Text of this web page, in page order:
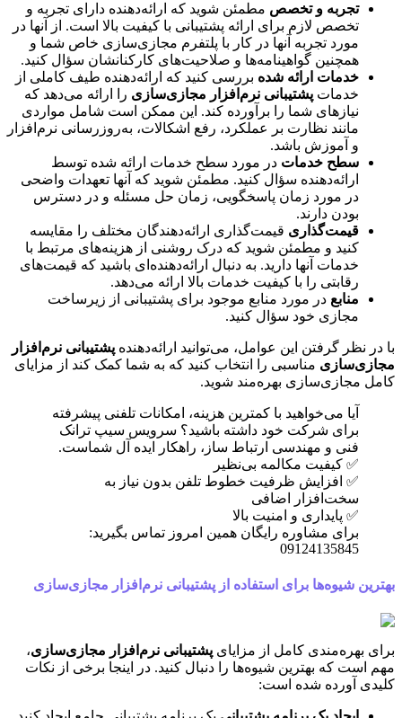
تجربه و تخصص مطمئن شوید که ارائه‌دهنده دارای تجربه و
تخصص لازم برای ارائه پشتیبانی با کیفیت بالا است. از آنها در
مورد تجربه آنها در کار با پلتفرم مجازی‌سازی خاص شما و
همچنین گواهینامه‌ها و صلاحیت‌های کارکنانشان سؤال کنید.
خدمات ارائه شده بررسی کنید که ارائه‌دهنده طیف کاملی از
خدمات پشتیبانی نرم‌افزار مجازی‌سازی را ارائه می‌دهد که
نیازهای شما را برآورده کند. این ممکن است شامل مواردی
مانند نظارت بر عملکرد، رفع اشکالات، به‌روزرسانی نرم‌افزار
و آموزش باشد.
سطح خدمات در مورد سطح خدمات ارائه شده توسط
ارائه‌دهنده سؤال کنید. مطمئن شوید که آنها تعهدات واضحی
در مورد زمان پاسخگویی، زمان حل مسئله و در دسترس
بودن دارند.
قیمت‌گذاری قیمت‌گذاری ارائه‌دهندگان مختلف را مقایسه
کنید و مطمئن شوید که درک روشنی از هزینه‌های مرتبط با
خدمات آنها دارید. به دنبال ارائه‌دهنده‌ای باشید که قیمت‌های
رقابتی را با کیفیت خدمات بالا ارائه می‌دهد.
منابع در مورد منابع موجود برای پشتیبانی از زیرساخت
مجازی خود سؤال کنید.
با در نظر گرفتن این عوامل، می‌توانید ارائه‌دهنده پشتیبانی نرم‌افزار
مجازی‌سازی مناسبی را انتخاب کنید که به شما کمک کند از مزایای
کامل مجازی‌سازی بهره‌مند شوید.
آیا می‌خواهید با کمترین هزینه، امکانات تلفنی پیشرفته
برای شرکت خود داشته باشید؟ سرویس سیپ ترانک
فنی و مهندسی ارتباط ساز، راهکار ایده آل شماست.
✅ کیفیت مکالمه بی‌نظیر
✅ افزایش ظرفیت خطوط تلفن بدون نیاز به
سخت‌افزار اضافی
✅ پایداری و امنیت بالا
برای مشاوره رایگان همین امروز تماس بگیرید:
09124135845
بهترین شیوه‌ها برای استفاده از پشتیبانی نرم‌افزار مجازی‌سازی
برای بهره‌مندی کامل از مزایای پشتیبانی نرم‌افزار مجازی‌سازی،
مهم است که بهترین شیوه‌ها را دنبال کنید. در اینجا برخی از نکات
کلیدی آورده شده است: